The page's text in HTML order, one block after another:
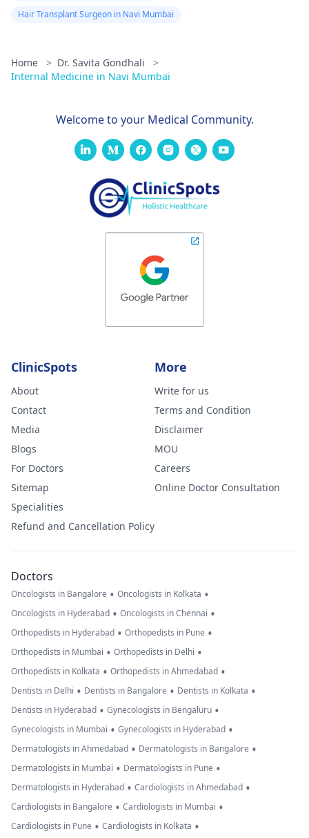
Hair Transplant Surgeon in Navi Mumbai
Home > Dr. Savita Gondhali
>
Internal Medicine in Navi Mumbai
Welcome to your Medical Community.
ClinicSpots
About
Contact
Media
Blogs
For Doctors
Sitemap
Specialities
Refund and Cancellation Policy
More
Write for us
Terms and Condition
Disclaimer
MOU
Careers
Online Doctor Consultation
Doctors
Oncologists in Bangalore • Oncologists in Kolkata •
Oncologists in Hyderabad • Oncologists in Chennai •
Orthopedists in Hyderabad • Orthopedists in Pune •
Orthopedists in Mumbai • Orthopedists in Delhi •
Orthopedists in Kolkata • Orthopedists in Ahmedabad •
Dentists in Delhi • Dentists in Bangalore • Dentists in Kolkata •
Dentists in Hyderabad • Gynecologists in Bengaluru •
Gynecologists in Mumbai • Gynecologists in Hyderabad •
Dermatologists in Ahmedabad • Dermatologists in Bangalore •
Dermatologists in Mumbai • Dermatologists in Pune •
Dermatologists in Hyderabad • Cardiologists in Ahmedabad •
Cardiologists in Bangalore • Cardiologists in Mumbai •
Cardiologists in Pune • Cardiologists in Kolkata •